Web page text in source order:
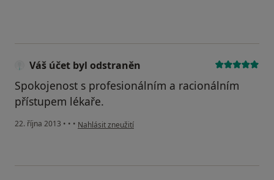
Váš účet byl odstraněn
Spokojenost s profesionálním a racionálním
přístupem lékaře.
22. října 2013 • • • podle názoru uživatele Váš účet byl odstraněn
Nahlásit zneužití